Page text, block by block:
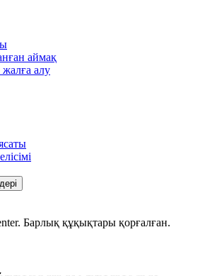
аймақ
алу
Барлық құқықтары қорғалған.